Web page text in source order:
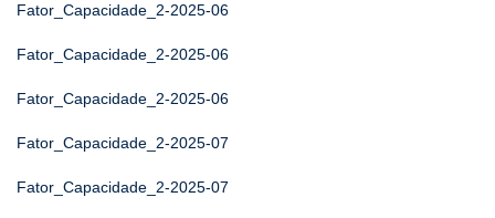
Fator_Capacidade_2-2025-06
Fator_Capacidade_2-2025-06
Fator_Capacidade_2-2025-06
Fator_Capacidade_2-2025-07
Fator_Capacidade_2-2025-07